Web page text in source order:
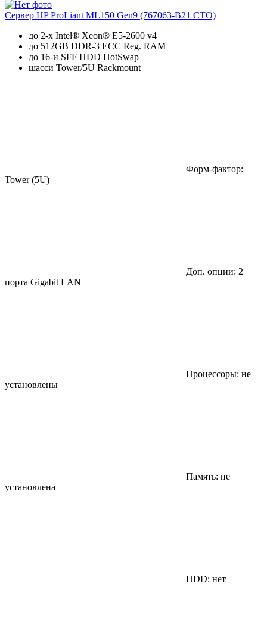
Сервер HP ProLiant ML150 Gen9 (767063-B21 CTO)
до 2-х Intel® Xeon® E5-2600 v4
до 512GB DDR-3 ECC Reg. RAM
до 16-и SFF HDD HotSwap
шасси Tower/5U Rackmount
Форм-фактор:
Tower (5U)
Доп. опции: 2
порта Gigabit LAN
Процессоры: не
установлены
Память: не
установлена
HDD: нет